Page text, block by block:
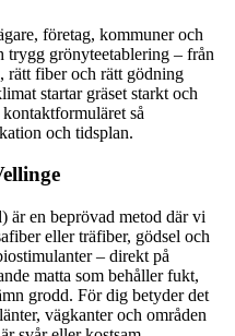
företag, kommuner och
trygg grönyteetablering – från
fiber och rätt gödning
startar gräset starkt och
så
och tidsplan.
är en beprövad metod där vi
eller träfiber, gödsel och
– direkt på
matta som behåller fukt,
grodd. För dig betyder det
vägkanter och områden